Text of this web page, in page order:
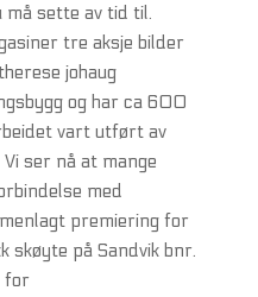
må sette av tid til.
tre aksje bilder
johaug
og har ca 600
vart utført av
ser nå at mange
med
premiering for
skøyte på Sandvik bnr.
for